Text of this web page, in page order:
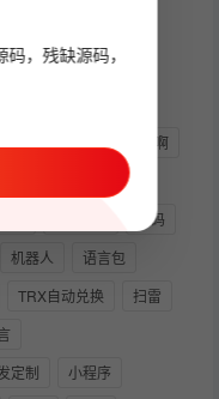
机器人
请问下协议好是如何弄的啊
商品的排名提升
源码
机器人
语言包
TRX自动兑换
扫雷
定制 小程序
，残缺源码，